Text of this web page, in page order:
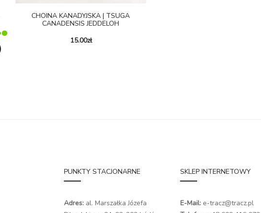
CHOINA KANADYJSKA | TSUGA
CANADENSIS JEDDELOH
15.00zł
PUNKTY STACJONARNE
Adres: al. Marszałka Józefa
SKLEP INTERNETOWY
E-Mail: e-tracz@tracz.pl